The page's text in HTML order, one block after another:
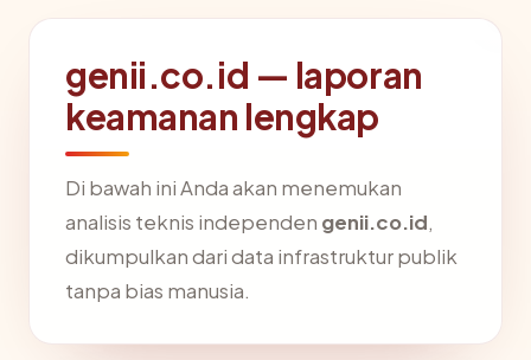
genii.co.id — laporan
keamanan lengkap
Di bawah ini Anda akan menemukan
analisis teknis independen genii.co.id,
dikumpulkan dari data infrastruktur publik
tanpa bias manusia.